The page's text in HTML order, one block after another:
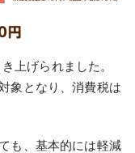
上げられました。
象となり、消費税は
も、基本的には軽減